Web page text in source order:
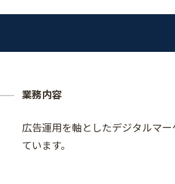
業務内容
広告運用を軸としたデジタルマ
ています。